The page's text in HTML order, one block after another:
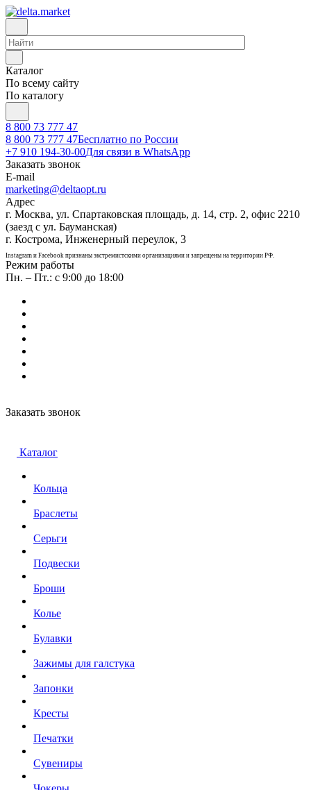
Каталог
По всему сайту
По каталогу
8 800 73 777 47
8 800 73 777 47Бесплатно по России
+7 910 194-30-00Для связи в WhatsApp
Заказать звонок
E-mail
marketing@deltaopt.ru
Адрес
г. Москва, ул. Спартаковская площадь, д. 14, стр. 2, офис 2210
(заезд с ул. Бауманская)
г. Кострома, Инженерный переулок, 3
Instagram и Facebook признаны экстремистскими организациями и запрещены на территории РФ.
Режим работы
Пн. – Пт.: с 9:00 до 18:00
Заказать звонок
Каталог
Кольца
Браслеты
Серьги
Подвески
Броши
Колье
Булавки
Зажимы для галстука
Запонки
Кресты
Печатки
Сувениры